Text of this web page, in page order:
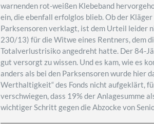
warnenden rot-weißen Klebeband
ein, die ebenfall erfolglos blieb. Ob der
Parksensoren verklagt, ist dem Urteil leider
230/13) für die Witwe eines Rentners, dem
Totalverlustrisiko angedreht hatte. Der 84-
gut versorgt zu wissen. Und es kam, wie es
anders als bei den Parksensoren wurde hier
Werthaltigkeit“ des Fonds nicht aufgeklärt,
verschwiegen, dass 19% der Anlagesumme
wichtiger Schritt gegen die Abzocke von